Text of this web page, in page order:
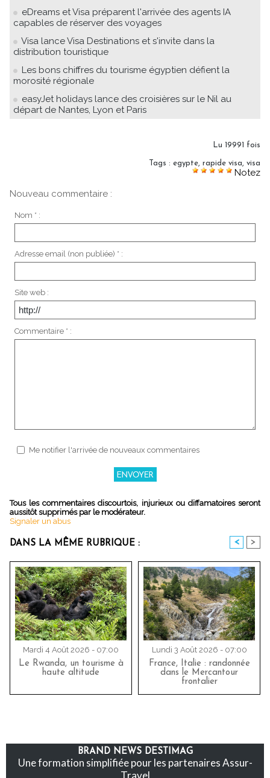
eDreams et Visa préparent l'arrivée des agents IA
capables de réserver des voyages
Visa lance Visa Destinations et s'invite dans la
distribution touristique
Les bons chiffres du tourisme égyptien défient la
morosité régionale
easyJet holidays lance des croisières sur le Nil au
départ de Nantes, Lyon et Paris
Lu 19991 fois
Tags : egypte, rapide visa, visa
Notez
Nouveau commentaire :
Nom * :
Adresse email (non publiée) * :
Site web :
Commentaire * :
Me notifier l'arrivée de nouveaux commentaires
Tous les commentaires discourtois, injurieux ou diffamatoires seront
aussitôt supprimés par le modérateur.
Signaler un abus
DANS LA MÊME RUBRIQUE : < >
Mardi 4 Août 2026 - 07:00
Le Rwanda, un tourisme à
haute altitude
Lundi 3 Août 2026 - 07:00
France, Italie : randonnée
dans le Mercantour
frontalier
BRAND NEWS DESTIMAG
Une formation simplifiée pour les partenaires Assur-
Travel